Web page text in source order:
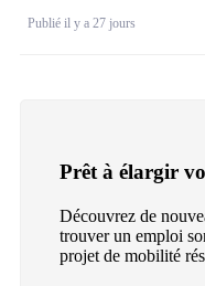
Publié il y a 27 jours
Prêt à élargir
Découvrez de
trouver un emploi
projet de mobilité